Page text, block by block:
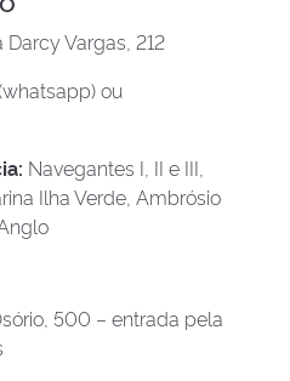
Vargas, 212
ou
Navegantes I, II e III,
Ilha Verde, Ambrósio
500 – entrada pela